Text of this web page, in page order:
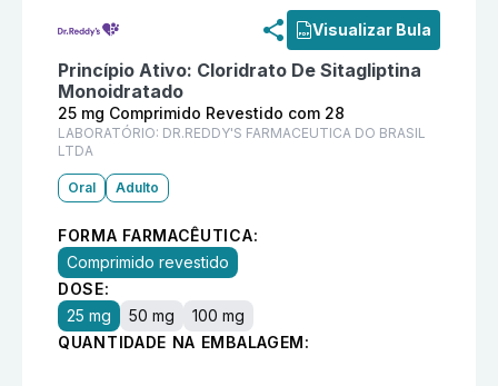
Visualizar Bula
Princípio Ativo: Cloridrato De Sitagliptina
Monoidratado
25 mg Comprimido Revestido com 28
LABORATÓRIO: DR.REDDY'S FARMACEUTICA DO BRASIL
LTDA
Oral Adulto
FORMA FARMACÊUTICA:
Comprimido revestido
DOSE:
25 mg
50 mg
100 mg
QUANTIDADE NA EMBALAGEM: